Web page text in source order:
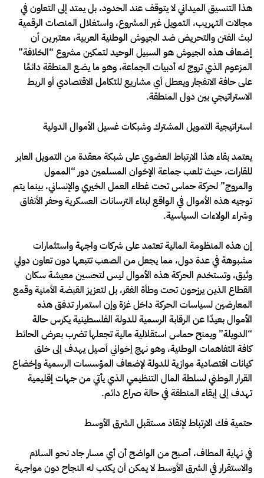
هذا التنسيق الميداني لا يتوقف عند الحدود، بل يمتد إلى التعاون في
مجالات التهريب، التمويل غير المشروع، واستغلال المنصات الرقمية
لبث الفتن والتحريض ضد الجيوش الوطنية العربية، معتبرين أن
إضعاف هذه الجيوش هو السبيل الوحيد لتمكين مشروع “الخلافة”
المزعوم الذي تروج له أدبيات الجماعة، وهو ما يضع المنطقة دائمًا
على حافة الانفجار ويعطل أي مشاريع للتكامل الاقتصادي أو الربط
الاستراتيجي بين دول المنطقة.
استراتيجية التمويل المشترك وشبكات غسيل الأموال الدولية
يعتمد بقاء هذا الارتباط العضوي على شبكة معقدة من التمويل العابر
للقارات، حيث تلعب جماعة الإخوان المسلمين دور “الممول
والمروج” لحركة حماس تحت غطاء العمل الخيري والإنساني، بينما يتم
توجيه هذه الأموال في الواقع لبناء الترسانات العسكرية وحفر الأنفاق
وشراء الولاءات السياسية.
إن هذه المنظومة المالية تعتمد على شركات واجهة واستثمارات
مشبوهة في عدة دول، مما يجعل من الصعب تتبعها دون تعاون دولي
وثيق، وتستخدم الحركة هذه الأموال ليس لتحسين معيشة سكان
القطاع الذين يرزحون تحت وطأة الفقر، بل لتعزيز القبضة الأمنية وقمع
المعارضين لسياسات الحركة داخل غزة وإن استمرار تدفق هذه
الأموال بعيدًا عن الرقابة الرسمية للدولة الفلسطينية يكرس حالة
“الدويلة” ويمنح حماس استقلالية مالية تجعلها تضرب بعرض الحائط
كافة التفاهمات الوطنية، وهو نهج إخواني أصيل يهدف إلى خلق
كيانات اقتصادية موازية للدولة لإضعاف المؤسسات الرسمية وإخضاع
القرار الوطني لسلطة المال التنظيمي الذي يأتي من جهات إقليمية
تهدف إلى إبقاء المنطقة في حالة صراع دائم.
حتمية فك الارتباط لإنقاذ مستقبل الشرق الأوسط
في نهاية المطاف، أصبح من الواضح أن أي مسار جاد نحو السلام
والاستقرار في الشرق الأوسط لا يمكن أن يكتب له النجاح دون مواجهة